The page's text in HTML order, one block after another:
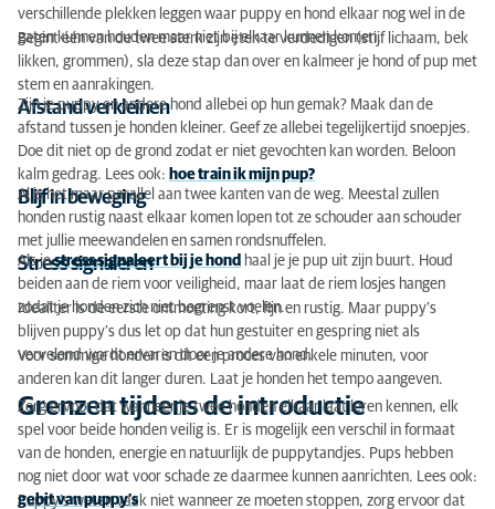
verschillende plekken leggen waar puppy en hond elkaar nog wel in de
gaten kunnen houden maar niet bij elkaar kunnen komen.
Begint één van de twee sterk zijn eten te verdedigen (stijf lichaam, bek
likken, grommen), sla deze stap dan over en kalmeer je hond of pup met
stem en aanrakingen.
Afstand verkleinen
Zijn je puppy en andere hond allebei op hun gemak? Maak dan de
afstand tussen je honden kleiner. Geef ze allebei tegelijkertijd snoepjes.
Doe dit niet op de grond zodat er niet gevochten kan worden. Beloon
kalm gedrag. Lees ook: hoe train ik mijn pup?
Blijf in beweging
Al is het maar parallel aan twee kanten van de weg. Meestal zullen
honden rustig naast elkaar komen lopen tot ze schouder aan schouder
met jullie meewandelen en samen rondsnuffelen.
Stress signaleren
Als jestress signaleert bij je hond haal je je pup uit zijn buurt. Houd
beiden aan de riem voor veiligheid, maar laat de riem losjes hangen
zodat je honden zich niet begrenst voelen.
Idealiter is de eerste ontmoeting kort, fijn en rustig. Maar puppy’s
blijven puppy’s dus let op dat hun gestuiter en gespring niet als
vervelend wordt ervaren door je andere hond.
Voor sommige honden is dit een proces van enkele minuten, voor
anderen kan dit langer duren. Laat je honden het tempo aangeven.
Grenzen tijdens de introductie
Zorg ervoor dat wanneer je twee honden elkaar laat leren kennen, elk
spel voor beide honden veilig is. Er is mogelijk een verschil in formaat
van de honden, energie en natuurlijk de puppytandjes. Pups hebben
nog niet door wat voor schade ze daarmee kunnen aanrichten. Lees ook:
gebit van puppy’s
Puppy’s weten vaak niet wanneer ze moeten stoppen, zorg ervoor dat